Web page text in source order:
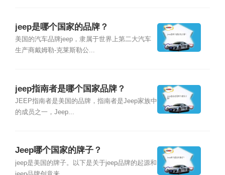
jeep是哪个国家的品牌？
美国的汽车品牌jeep，隶属于世界上第二大汽车
生产商戴姆勒-克莱斯勒公...
jeep指南者是哪个国家品牌？
JEEP指南者是美国的品牌，指南者是Jeep家族中
的成员之一，Jeep...
Jeep哪个国家的牌子？
jeep是美国的牌子。以下是关于jeep品牌的起源和